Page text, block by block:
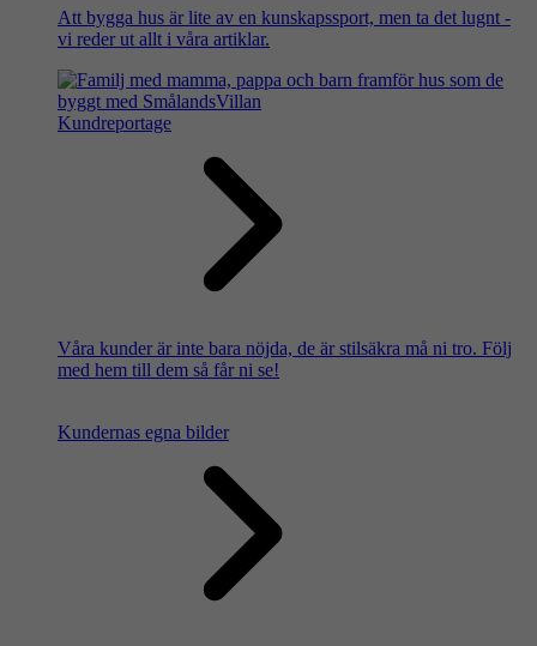
Att bygga hus är lite av en kunskapssport, men ta det lugnt -
vi reder ut allt i våra artiklar.
Kundreportage
Våra kunder är inte bara nöjda, de är stilsäkra må ni tro. Följ
med hem till dem så får ni se!
Kundernas egna bilder